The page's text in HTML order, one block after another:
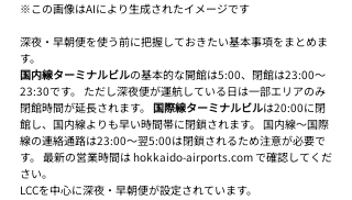
※この画像はAIにより生成されたイメージです
深夜・早朝便を使う前に把握しておきたい基本事項をまとめま
す。
国内線ターミナルビルの基本的な開館は5:00、閉館は23:00〜
23:30です。 ただし深夜便が運航している日は一部エリアのみ
閉館時間が延長されます。 国際線ターミナルビルは20:00に閉
館し、国内線よりも早い時間帯に閉鎖されます。 国内線〜国際
線の連絡通路は23:00〜翌5:00は閉鎖されるため注意が必要で
す。 最新の営業時間は hokkaido-airports.com で確認してくだ
さい。
LCCを中心に深夜・早朝便が設定されています。